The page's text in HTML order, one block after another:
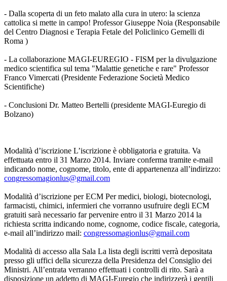
- Dalla scoperta di un feto malato alla cura in utero: la scienza
cattolica si mette in campo! Professor Giuseppe Noia (Responsabile
del Centro Diagnosi e Terapia Fetale del Policlinico Gemelli di
Roma )
- La collaborazione MAGI-EUREGIO - FISM per la divulgazione
medico scientifica sul tema "Malattie genetiche e rare" Professor
Franco Vimercati (Presidente Federazione Società Medico
Scientifiche)
- Conclusioni Dr. Matteo Bertelli (presidente MAGI-Euregio di
Bolzano)
Modalità d’iscrizione L’iscrizione è obbligatoria e gratuita. Va
effettuata entro il 31 Marzo 2014. Inviare conferma tramite e-mail
indicando nome, cognome, titolo, ente di appartenenza all’indirizzo:
congressomagionlus@gmail.com
Modalità d’iscrizione per ECM Per medici, biologi, biotecnologi,
farmacisti, chimici, infermieri che vorranno usufruire degli ECM
gratuiti sarà necessario far pervenire entro il 31 Marzo 2014 la
richiesta scritta indicando nome, cognome, codice fiscale, categoria,
e-mail all’indirizzo mail: congressomagionlus@gmail.com
Modalità di accesso alla Sala La lista degli iscritti verrà depositata
presso gli uffici della sicurezza della Presidenza del Consiglio dei
Ministri. All’entrata verranno effettuati i controlli di rito. Sarà a
disposizione un addetto di MAGI-Euregio che indirizzerà i gentili